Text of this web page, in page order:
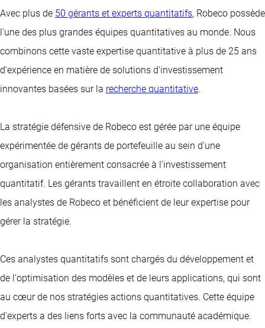
Avec plus de 50 gérants et experts quantitatifs, Robeco possède
l'une des plus grandes équipes quantitatives au monde. Nous
combinons cette vaste expertise quantitative à plus de 25 ans
d'expérience en matière de solutions d'investissement
innovantes basées sur la recherche quantitative.
La stratégie défensive de Robeco est gérée par une équipe
expérimentée de gérants de portefeuille au sein d'une
organisation entièrement consacrée à l'investissement
quantitatif. Les gérants travaillent en étroite collaboration avec
les analystes de Robeco et bénéficient de leur expertise pour
gérer la stratégie.
Ces analystes quantitatifs sont chargés du développement et
de l'optimisation des modèles et de leurs applications, qui sont
au cœur de nos stratégies actions quantitatives. Cette équipe
d'experts a des liens forts avec la communauté académique.